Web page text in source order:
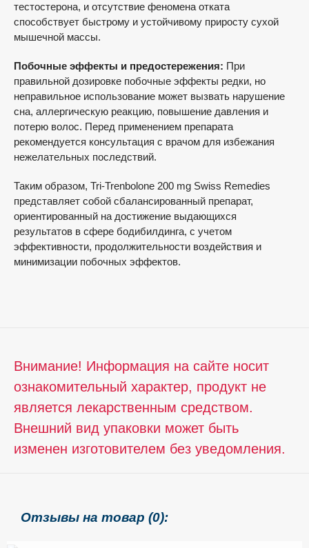
тестостерона, и отсутствие феномена отката
способствует быстрому и устойчивому приросту сухой
мышечной массы.
Побочные эффекты и предостережения: При
правильной дозировке побочные эффекты редки, но
неправильное использование может вызвать нарушение
сна, аллергическую реакцию, повышение давления и
потерю волос. Перед применением препарата
рекомендуется консультация с врачом для избежания
нежелательных последствий.
Таким образом, Tri-Trenbolone 200 mg Swiss Remedies
представляет собой сбалансированный препарат,
ориентированный на достижение выдающихся
результатов в сфере бодибилдинга, с учетом
эффективности, продолжительности воздействия и
минимизации побочных эффектов.
Внимание! Информация на сайте носит
ознакомительный характер, продукт не
является лекарственным средством.
Внешний вид упаковки может быть
изменен изготовителем без уведомления.
Отзывы на товар (0):